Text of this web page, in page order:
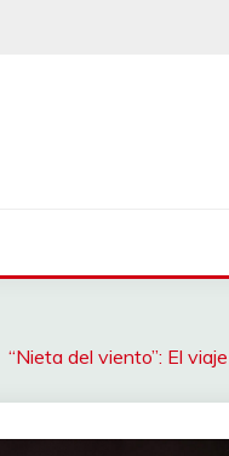
“Nieta del viento”: El